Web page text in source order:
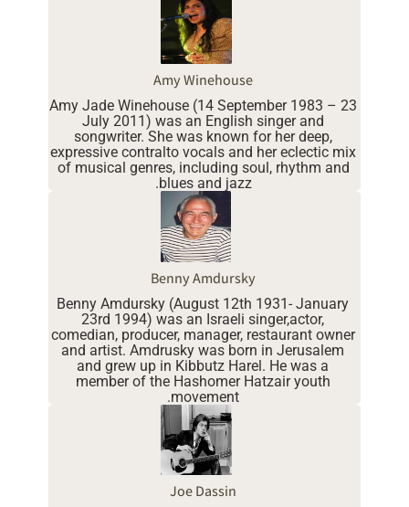
Amy Winehouse
Amy Jade Winehouse (14 September 1983 – 23
July 2011) was an English singer and
songwriter. She was known for her deep,
expressive contralto vocals and her eclectic mix
of musical genres, including soul, rhythm and
blues and jazz.
Benny Amdursky
Benny Amdursky (August 12th 1931- January
23rd 1994) was an Israeli singer,actor,
comedian, producer, manager, restaurant owner
and artist. Amdrusky was born in Jerusalem
and grew up in Kibbutz Harel. He was a
member of the Hashomer Hatzair youth
movement.
Joe Dassin